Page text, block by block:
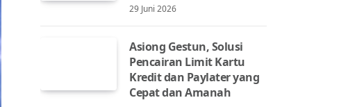
29 Juni 2026
Asiong Gestun, Solusi
Pencairan Limit Kartu
Kredit dan Paylater yang
Cepat dan Amanah